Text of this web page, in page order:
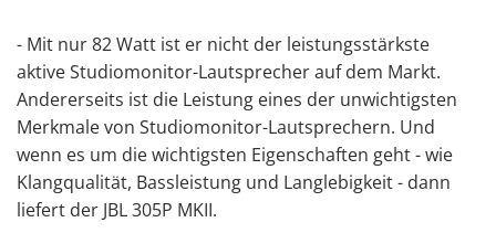
- Mit nur 82 Watt ist er nicht der leistungsstärkste
aktive Studiomonitor-Lautsprecher auf dem Markt.
Andererseits ist die Leistung eines der unwichtigsten
Merkmale von Studiomonitor-Lautsprechern. Und
wenn es um die wichtigsten Eigenschaften geht - wie
Klangqualität, Bassleistung und Langlebigkeit - dann
liefert der JBL 305P MKII.